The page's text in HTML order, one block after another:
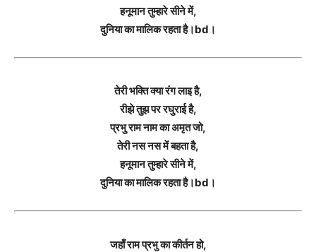
हनूमान तुम्हारे सीने में,
दुनिया का मालिक रहता है।bd।
तेरी भक्ति क्या रंग लाइ है,
रीझे तुझ पर रघुराई है,
प्रभु राम नाम का अमृत जो,
तेरी नस नस में बहता है,
हनूमान तुम्हारे सीने में,
दुनिया का मालिक रहता है।bd।
जहाँ राम प्रभु का कीर्तन हो,